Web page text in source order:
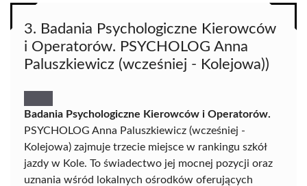
3. Badania Psychologiczne Kierowców
i Operatorów. PSYCHOLOG Anna
Paluszkiewicz (wcześniej - Kolejowa))
Badania Psychologiczne Kierowców i Operatorów.
PSYCHOLOG Anna Paluszkiewicz (wcześniej -
Kolejowa) zajmuje trzecie miejsce w rankingu szkół
jazdy w Kole. To świadectwo jej mocnej pozycji oraz
uznania wśród lokalnych ośrodków oferujących